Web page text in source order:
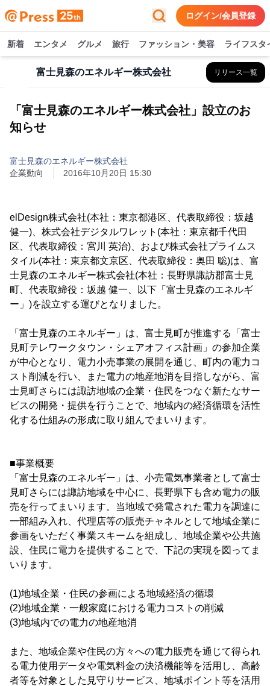
ログイン/会員登録
新着 エンタメ グルメ 旅行 ファッション・美容 ライフスタ
富士見森のエネルギー株式会社 リリース一覧
「富士見森のエネルギー株式会社」設立のお
知らせ
富士見森のエネルギー株式会社
企業動向
2016年10月20日 15:30
elDesign株式会社(本社：東京都港区、代表取締役：坂越
健一)、株式会社デジタルワレット(本社：東京都千代田
区、代表取締役：宮川 英治)、および株式会社プライムス
タイル(本社：東京都文京区、代表取締役：奥田 聡)は、富
士見森のエネルギー株式会社(本社：長野県諏訪郡富士見
町、代表取締役：坂越 健一、以下「富士見森のエネルギ
ー」)を設立する運びとなりました。
「富士見森のエネルギー」は、富士見町が推進する「富士
見町テレワークタウン・シェアオフィス計画」の参加企業
が中心となり、電力小売事業の展開を通じ、町内の電力コ
スト削減を行い、また電力の地産地消を目指しながら、富
士見町さらには諏訪地域の企業・住民をつなぐ新たなサー
ビスの開発・提供を行うことで、地域内の経済循環を活性
化する仕組みの形成に取り組んでまいります。
■事業概要
「富士見森のエネルギー」は、小売電気事業者として富士
見町さらには諏訪地域を中心に、長野県下も含め電力の販
売を行ってまいります。当地域で発電された電力を調達に
一部組み入れ、代理店等の販売チャネルとして地域企業に
参画をいただく事業スキームを組成し、地域企業や公共施
設、住民に電力を提供することで、下記の実現を図ってま
いります。
(1)地域企業・住民の参画による地域経済の循環
(2)地域企業・一般家庭における電力コストの削減
(3)地域内での電力の地産地消
また、地域企業や住民の方々への電力販売を通じて得られ
る電力使用データや電気料金の決済機能等を活用し、高齢
者等を対象とした見守りサービス、地域ポイント等を活用